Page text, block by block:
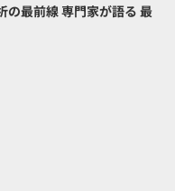
の最前線 専門家が語る 最